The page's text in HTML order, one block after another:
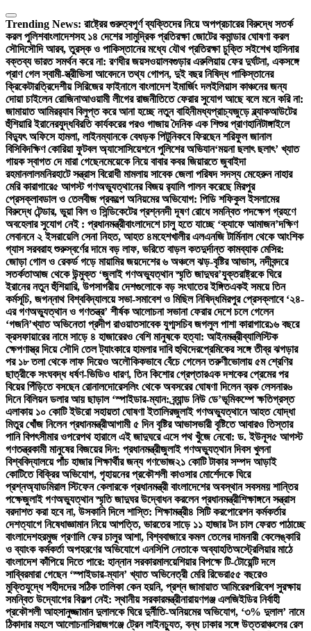
Skip
to
content
Trending News: রাষ্ট্রের গুরুত্বপূর্ণ ব্যক্তিদের নিয়ে অপপ্রচারের বিরুদ্ধে সতর্ক
করল পুলিশবাংলাদেশসহ ১৪ দেশের সামুদ্রিক প্রতিরক্ষা জোটের কমান্ডার ঘোষণা করল
সৌদিসৌদি আরব, তুরস্ক ও পাকিস্তানের মধ্যে যৌথ প্রতিরক্ষা চুক্তি সইশেখ হাসিনার
বক্তব্য ভারত সমর্থন করে না: রণধীর জয়সওয়ালবগুড়ার এরুলিয়ায় ফের দুর্ঘটনা, একসঙ্গে
প্রাণ গেল স্বামী-স্ত্রীভিসা আবেদনে তথ্য গোপন, দুই বছর নিষিদ্ধ পাকিস্তানের
ক্রিকেটারত্রিদেশীয় সিরিজের ফাইনালে বাংলাদেশ ইমার্জিং দলইলিয়াস কাঞ্চনের জন্য
দোয়া চাইলেন রোজিনাআওয়ামী লীগের রাজনীতিতে ফেরার সুযোগ আছে বলে মনে করি না:
জামায়াত আমিরর‍্যাব বিলুপ্ত করে আনা হচ্ছে নতুন বাহিনীমধ্যপ্রাচ্যজুড়ে ব্ল্যাকআউটের
হুঁশিয়ারি ইরানেরযুদ্ধবিরতি কার্যকরের পরও গাজায় দৈনিক এক শিশুর প্রাণহানিটাঙ্গাইলে
বিদ্যুৎ অফিসে হামলা, লাইনম্যানকে বেধড়ক পিটুনিকবে ফিরছেন শরিফুল জানাল
বিসিবিদক্ষিণ কোরিয়া ফুটবল অ্যাসোসিয়েশনে পুলিশের অভিযান‘ময়না ছলাৎ ছলাৎ’ খ্যাত
গায়ক স্বাগত দে মারা গেছেনমেয়েকে নিয়ে বাবার কবর জিয়ারতে জুবাইদা
রহমানলালমনিরহাটে সন্ত্রাস বিরোধী মামলায় সাবেক জেলা পরিষদ সদস্য মেহেরুন নাহার
মেরি কারাগারে৫ আগস্ট গণঅভ্যুত্থানের বিজয় র‍্যালি পালন করেছে মিরপুর
প্রেসক্লাবডাল ও তেলবীজ প্রকল্পে অনিয়মের অভিযোগ: পিডি শফিকুল ইসলামের
বিরুদ্ধে টেন্ডার, ভুয়া বিল ও সিন্ডিকেটের প্রশ্ননদী দূষণ রোধে সমন্বিত পদক্ষেপ গ্রহণে
অবহেলার সুযোগ নেই : প্রধানমন্ত্রীবাংলাদেশে চালু হতে যাচ্ছে ‘ক্যাফে আমাজন’দক্ষিণ
লেবাননে ২ ইসরায়েলি সেনা নিহত, আহত ৪মহেশখালীর এলএনজি টার্মিনাল থেকে আংশিক
গ্যাস সরবরাহ শুরুস্বর্ণের দামে বড় লাফ, ভরিতে বাড়ল কতদুর্দান্ত কামব্যাক মেসির:
জোড়া গোল ও রেকর্ড গড়ে মায়ামির জয়দেশের ৬ অঞ্চলে ঝড়-বৃষ্টির আভাস, নদীবন্দরে
সতর্কতাআজ থেকে উন্মুক্ত ‘জুলাই গণঅভ্যুত্থান স্মৃতি জাদুঘর’যুক্তরাষ্ট্রকে ঘিরে
ইরানের নতুন হুঁশিয়ারি, উপসাগরীয় দেশগুলোকে বড় সংঘাতের ইঙ্গিতএকই সময়ে তিন
কর্মসূচি, জগন্নাথ বিশ্ববিদ্যালয়ে সভা-সমাবেশ ও মিছিল নিষিদ্ধমিরপুর প্রেসক্লাবে ‘২৪-
এর গণঅভ্যুত্থান ও গণতন্ত্র’ শীর্ষক আলোচনা সভানা ফেরার দেশে চলে গেলেন
‘গজনি’খ্যাত অভিনেতা প্রদীপ রাওয়াতসাবেক যুগ্মসচিব জগলুল পাশা কারাগারে১৬ বছরে
ক্রসফায়ারের নামে সাড়ে ৪ হাজারেরও বেশি মানুষকে হত্যা: আইনমন্ত্রীব্যালিস্টিক
ক্ষেপণাস্ত্র দিয়ে সৌদি তেল ট্যাংকারে হামলার দাবি হুথিদেরপ্রেমিকের সঙ্গে তীব্র ঝগড়ার
পর ১৮ তলা থেকে লাফ দিয়েও অলৌকিকভাবে বেঁচে গেলেন তরুণীভোলায় ৫ম শ্রেণির
ছাত্রীকে সংঘবদ্ধ ধর্ষণ-ভিডিও ধারণ, তিন কিশোর গ্রেপ্তারএক দশকের প্রেমের পর
বিয়ের পিঁড়িতে বসছেন রোনালদোরেসলিং থেকে অবসরের ঘোষণা দিলেন ব্রক লেসনার৬
দিনে বিলিয়ন ডলার আয় ছাড়াল ‘স্পাইডার-ম্যান: ব্র্যান্ড নিউ ডে’ভূমিকম্পে ক্ষতিগ্রস্ত
এলাকায় ১০ কোটি ইউরো সহায়তা ঘোষণা ইতালিরজুলাই গণঅভ্যুত্থানে আহত যোদ্ধা
মিতুর খোঁজ নিলেন প্রধানমন্ত্রীআগামী ৫ দিন বৃষ্টির আভাসভারী বৃষ্টিতে আবারও তিস্তার
পানি বিপৎসীমার ওপরেপথ হারালে এই জাদুঘরে এসে পথ খুঁজে নেবো: ড. ইউনূস৫ আগস্ট
গণতন্ত্রকামী মানুষের বিজয়ের দিন: প্রধানমন্ত্রীজুলাই গণঅভ্যুত্থান দিবস খুলনা
বিশ্ববিদ্যালয়ে পাঁচ হাজার শিক্ষার্থীর জন্য গণভোজ২১ কোটি টাকার সম্পদ আড়াই
কোটিতে বিক্রির অভিযোগ, গৃহায়নের প্রকৌশলী কাওসার মোর্শেদকে ঘিরে
প্রশ্নঅ্যাডমিরাল স্টিফেন কেলারকে প্রধানমন্ত্রী বাংলাদেশের অবস্থান সবসময় শান্তির
পক্ষেজুলাই গণঅভ্যুত্থান স্মৃতি জাদুঘর উদ্বোধন করলেন প্রধানমন্ত্রীশিক্ষাঙ্গনে সন্ত্রাস
বরদাশত করা হবে না, উসকানি দিলে শাস্তি: শিক্ষামন্ত্রী৪ সিটি করপোরেশন কর্মকর্তার
দেশত্যাগে নিষেধাজ্ঞামান নিয়ে আপত্তি, ভারতের সাড়ে ১১ হাজার টন চাল ফেরত পাঠাচ্ছে
বাংলাদেশহরমুজ প্রণালি ফের চালুর আশা, বিশ্ববাজারে কমল তেলের দামনারী কেলেঙ্কারি
ও ব্যাংক কর্মকর্তা অপহরণের অভিযোগে এনসিপি নেতাকে অব্যাহতিঅস্ট্রেলিয়ার মাঠে
বাংলাদেশ কাঁপিয়ে দিতে পারে: হান্নান সরকারমালয়েশিয়ার বিপক্ষে টি-টোয়েন্টি দলে
সাব্বিরমারা গেছেন ‘স্পাইডার-ম্যান’ খ্যাত অভিনেত্রী মেরি রিভেরা৫৫ বছরেও
মুক্তিযুদ্ধে শহীদদের সঠিক তালিকা কেন হয়নি, প্রশ্ন জামায়াত আমিরেরপরিবেশ সুরক্ষায়
সমন্বিত উদ্যোগের বিকল্প নেই: স্থানীয় সরকারমন্ত্রীনারায়ণগঞ্জ এলজিইডির নির্বাহী
প্রকৌশলী আহসানুজ্জামান দুলালকে ঘিরে দুর্নীতি-অনিয়মের অভিযোগ, ‘৩% দুলাল’ নামে
ঠিকাদার মহলে আলোচনাসিরাজগঞ্জে ট্রেন লাইনচ্যুত, বন্ধ ঢাকার সঙ্গে উত্তরাঞ্চলের রেল